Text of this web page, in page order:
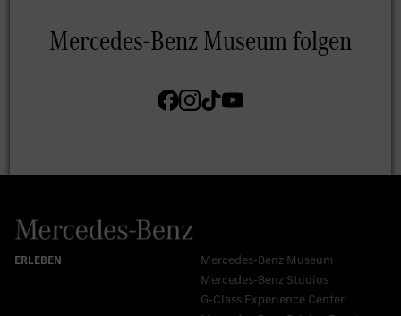
Mercedes-Benz Museum
Mercedes-Benz Studios
G-Class Experience Center